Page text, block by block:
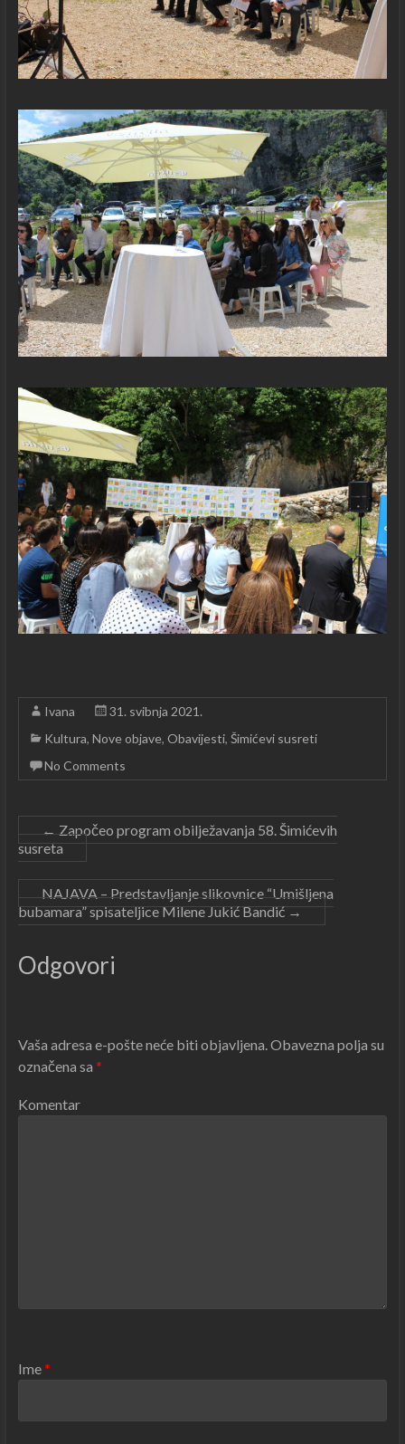
Ivana
31. svibnja 2021.
Kultura, Nove objave, Obavijesti, Šimićevi susreti
No Comments
←Započeo program obilježavanja 58. Šimićevih
susreta
NAJAVA – Predstavljanje slikovnice “Umišljena
bubamara” spisateljice Milene Jukić Bandić→
Odgovori
Vaša adresa e-pošte neće biti objavljena.Obavezna polja su
označena sa *
Komentar
Ime*